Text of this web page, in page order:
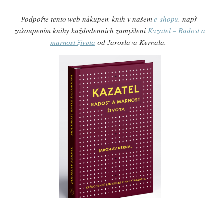
Podpořte tento web nákupem knih v našem e-shopu, např.
zakoupením knihy každodenních zamyšleníKazatel – Radost a
marnost života od Jaroslava Kernala.